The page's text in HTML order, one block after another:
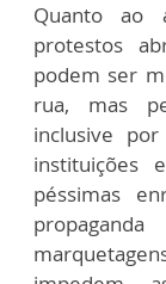
Quanto ao
protestos
podem ser
rua, mas
inclusive
instituições
péssimas